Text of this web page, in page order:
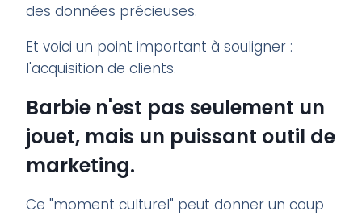
des données précieuses.
Et voici un point important à souligner :
l'acquisition de clients.
Barbie n'est pas seulement un
jouet, mais un puissant outil de
marketing.
Ce "moment culturel" peut donner un coup